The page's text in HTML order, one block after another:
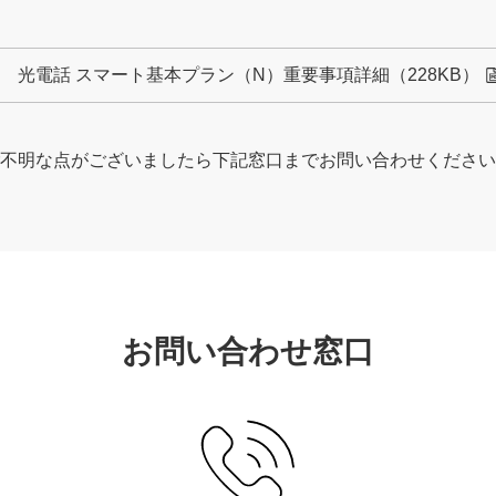
光電話 スマート基本プラン（N）重要事項詳細 （228KB）
明な点がございましたら下記窓口までお問い合わせくださ
お問い合わせ窓口